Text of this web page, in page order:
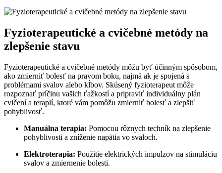
Fyzioterapeutické a cvičebné metódy na
zlepšenie stavu
Fyzioterapeutické a cvičebné metódy môžu byť účinným spôsobom,
ako zmierniť bolesť na pravom boku, najmä ak je spojená s
problémami svalov alebo kĺbov. Skúsený fyzioterapeut môže
rozpoznať príčinu vašich ťažkostí a pripraviť individuálny plán
cvičení a terapií, ktoré vám pomôžu zmierniť bolesť a zlepšiť
pohyblivosť.
Manuálna terapia: Pomocou rôznych techník na zlepšenie
pohyblivosti a zníženie napätia vo svaloch.
Elektroterapia: Použitie elektrických impulzov na stimuláciu
svalov a zmiernenie bolesti.